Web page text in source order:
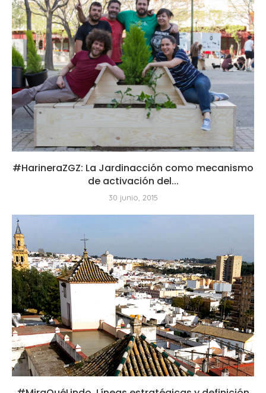
#HarineraZGZ: La Jardinacción como mecanismo
de activación del...
30 junio, 2015